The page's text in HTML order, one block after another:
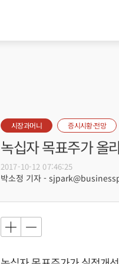
시장과머니 증시시황·전망
녹십자 목표주가 올
2017-10-12 07:46:25
박소정 기자 -